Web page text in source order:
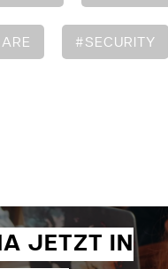
#SECURITY
JETZT IN